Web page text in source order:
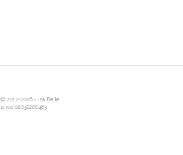
© 2017-2026 - Isa Belle
p.iva 02032200483